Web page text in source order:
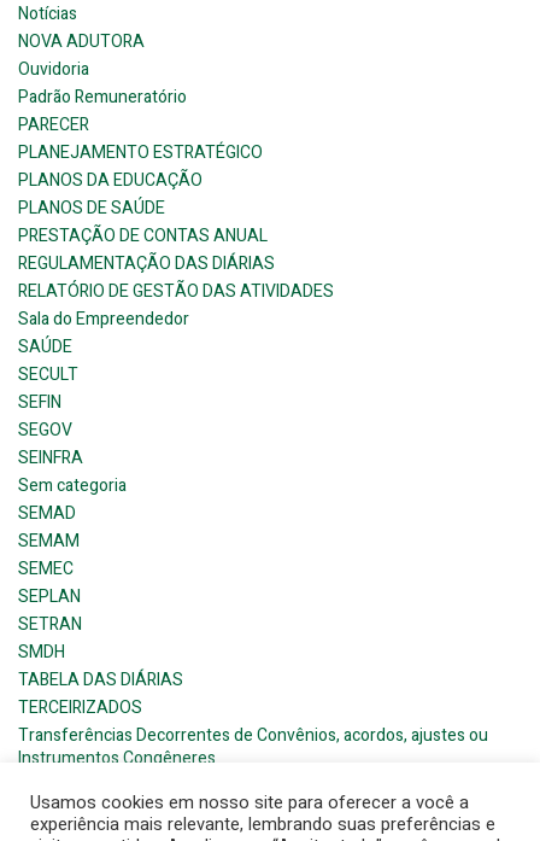
Notícias
NOVA ADUTORA
Ouvidoria
Padrão Remuneratório
PARECER
PLANEJAMENTO ESTRATÉGICO
PLANOS DA EDUCAÇÃO
PLANOS DE SAÚDE
PRESTAÇÃO DE CONTAS ANUAL
REGULAMENTAÇÃO DAS DIÁRIAS
RELATÓRIO DE GESTÃO DAS ATIVIDADES
Sala do Empreendedor
SAÚDE
SECULT
SEFIN
SEGOV
SEINFRA
Sem categoria
SEMAD
SEMAM
SEMEC
SEPLAN
SETRAN
SMDH
TABELA DAS DIÁRIAS
TERCEIRIZADOS
Transferências Decorrentes de Convênios, acordos, ajustes ou
Instrumentos Congêneres
Usamos cookies em nosso site para oferecer a você a
experiência mais relevante, lembrando suas preferências e